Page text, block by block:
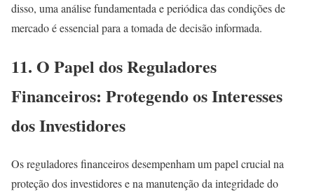
disso, uma análise fundamentada e periódica das condições de
mercado é essencial para a tomada de decisão informada.
11. O Papel dos Reguladores
Financeiros: Protegendo os Interesses
dos Investidores
Os reguladores financeiros desempenham um papel crucial na
proteção dos investidores e na manutenção da integridade do